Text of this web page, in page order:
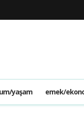
yaşam emek/